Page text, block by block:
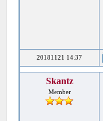
20181121 14:37
Skantz
Member